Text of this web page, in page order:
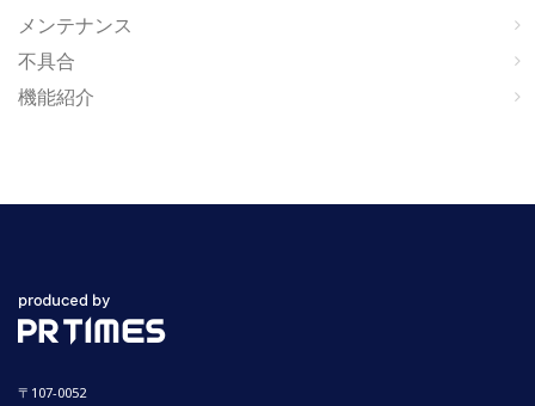
メンテナンス
不具合
機能紹介
〒107-0052